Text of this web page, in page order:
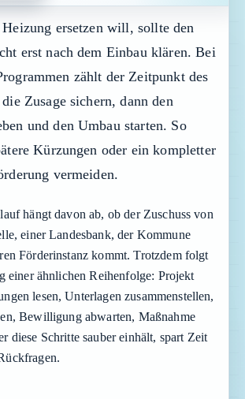
ersetzen will, sollte den
erst nach dem Einbau klären. Bei
zählt der Zeitpunkt des
Zusage sichern, dann den
und den Umbau starten. So
Kürzungen oder ein kompletter
vermeiden.
hängt davon ab, ob der Zuschuss von
einer Landesbank, der Kommune
Förderinstanz kommt. Trotzdem folgt
einer ähnlichen Reihenfolge: Projekt
lesen, Unterlagen zusammenstellen,
Bewilligung abwarten, Maßnahme
diese Schritte sauber einhält, spart Zeit